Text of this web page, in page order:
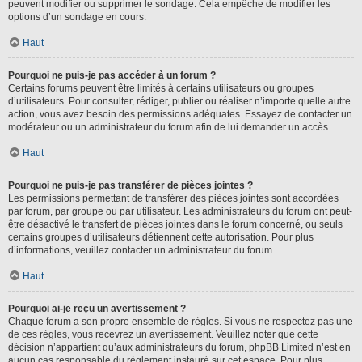
peuvent modifier ou supprimer le sondage. Cela empêche de modifier les
options d’un sondage en cours.
Haut
Pourquoi ne puis-je pas accéder à un forum ?
Certains forums peuvent être limités à certains utilisateurs ou groupes
d’utilisateurs. Pour consulter, rédiger, publier ou réaliser n’importe quelle autre
action, vous avez besoin des permissions adéquates. Essayez de contacter un
modérateur ou un administrateur du forum afin de lui demander un accès.
Haut
Pourquoi ne puis-je pas transférer de pièces jointes ?
Les permissions permettant de transférer des pièces jointes sont accordées
par forum, par groupe ou par utilisateur. Les administrateurs du forum ont peut-
être désactivé le transfert de pièces jointes dans le forum concerné, ou seuls
certains groupes d’utilisateurs détiennent cette autorisation. Pour plus
d’informations, veuillez contacter un administrateur du forum.
Haut
Pourquoi ai-je reçu un avertissement ?
Chaque forum a son propre ensemble de règles. Si vous ne respectez pas une
de ces règles, vous recevrez un avertissement. Veuillez noter que cette
décision n’appartient qu’aux administrateurs du forum, phpBB Limited n’est en